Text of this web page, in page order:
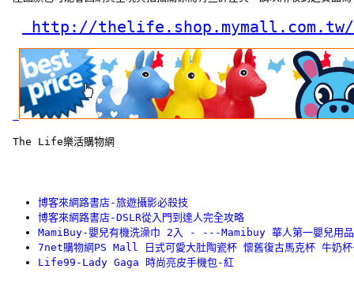
http://thelife.shop.mymall.com.tw/
The Life樂活購物網
博客來網路書店-旅遊攝影必殺技
博客來網路書店-DSLR從入門到達人完全攻略
MamiBuy-嬰兒有機洗澡巾 2入 - ---Mamibuy 華人第一嬰兒用
7net購物網PS Mall 日式可愛大肚陶瓷杯 懷舊復古馬克杯 牛奶
Life99-Lady Gaga 時尚亮皮手機包-紅